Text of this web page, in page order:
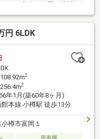
す。●高台に位置し眺望
34247】とお伝えいただ
２台可、土地50坪以上、
、閑静な住宅地、ＬＤ
形地、２階建、浴室に
立地、小学校 徒歩10分以
円 6LDK
2
2
年1月(築60年8ヶ月)
館本線 小樽駅 徒歩13分
樽市富岡１